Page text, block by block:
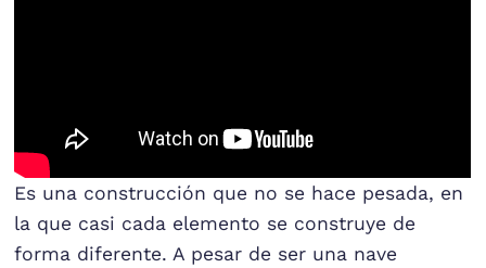
Es una construcción que no se hace pesada, en
la que casi cada elemento se construye de
forma diferente. A pesar de ser una nave